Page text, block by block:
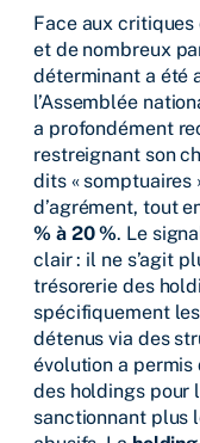
Face aux
et de nombreux
déterminant a été
l’Assemblée
a profondément
restreignant son
dits « somptuaires
d’agrément, tout
% à 20 %. Le
clair : il ne s’agit
trésorerie des
spécifiquement
détenus via des
évolution a permis
des holdings pour
sanctionnant plus